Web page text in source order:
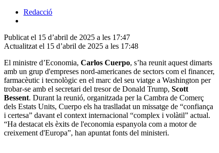
Redacció
Publicat el 15 d’abril de 2025 a les 17:47
Actualitzat el 15 d’abril de 2025 a les 17:48
El ministre d’Economia, Carlos Cuerpo, s’ha reunit aquest dimarts
amb un grup d'empreses nord-americanes de sectors com el financer,
farmacèutic i tecnològic en el marc del seu viatge a Washington per
trobar-se amb el secretari del tresor de Donald Trump, Scott
Bessent. Durant la reunió, organitzada per la Cambra de Comerç
dels Estats Units, Cuerpo els ha traslladat un missatge de “confiança
i certesa” davant el context internacional “complex i volàtil” actual.
“Ha destacat els èxits de l'economia espanyola com a motor de
creixement d'Europa”, han apuntat fonts del ministeri.